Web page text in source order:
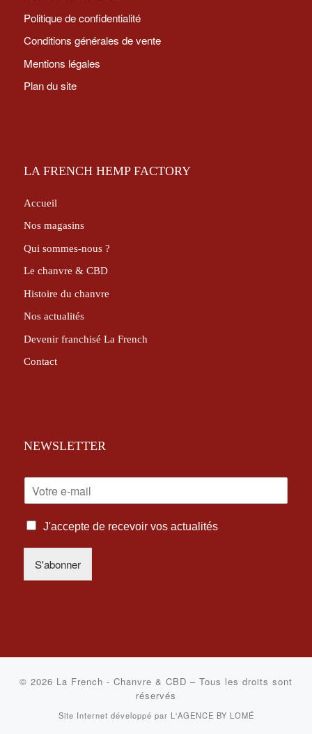
Politique de confidentialité
Conditions générales de vente
Mentions légales
Plan du site
LA FRENCH HEMP FACTORY
Accueil
Nos magasins
Qui sommes-nous ?
Le chanvre & CBD
Histoire du chanvre
Nos actualités
Devenir franchisé La French
Contact
NEWSLETTER
A
I
F
R
S
J'accepte de recevoir vos actualités
S'abonner
© 2026 La French - Chanvre & CBD – Tous les droits sont
réservés
Site Internet développé par L'AGENCE BY LOMÉ